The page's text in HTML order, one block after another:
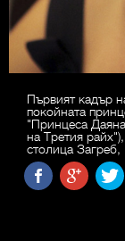
Първият кадър
покойната
"Принцеса
на Третия
столица